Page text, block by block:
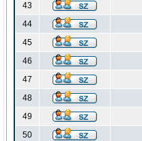
43
44
45
46
47
48
49
50